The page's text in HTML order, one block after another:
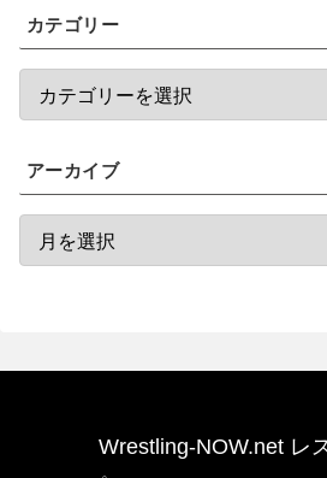
カテゴリー
アーカイブ
Wrestling-NOW.net レ